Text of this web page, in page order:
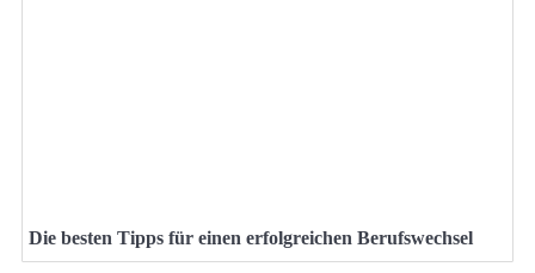
Die besten Tipps für einen erfolgreichen Berufswechsel